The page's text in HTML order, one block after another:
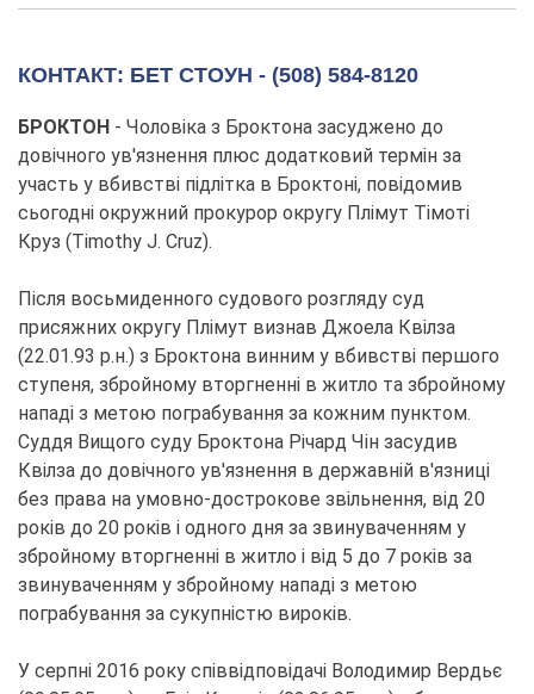
КОНТАКТ: БЕТ СТОУН - (508) 584-8120
БРОКТОН - Чоловіка з Броктона засуджено до
довічного ув'язнення плюс додатковий термін за
участь у вбивстві підлітка в Броктоні, повідомив
сьогодні окружний прокурор округу Плімут Тімоті
Круз (Timothy J. Cruz).
Після восьмиденного судового розгляду суд
присяжних округу Плімут визнав Джоела Квілза
(22.01.93 р.н.) з Броктона винним у вбивстві першого
ступеня, збройному вторгненні в житло та збройному
нападі з метою пограбування за кожним пунктом.
Суддя Вищого суду Броктона Річард Чін засудив
Квілза до довічного ув'язнення в державній в'язниці
без права на умовно-дострокове звільнення, від 20
років до 20 років і одного дня за звинуваченням у
збройному вторгненні в житло і від 5 до 7 років за
звинуваченням у збройному нападі з метою
пограбування за сукупністю вироків.
У серпні 2016 року співвідповідачі Володимир Вердьє